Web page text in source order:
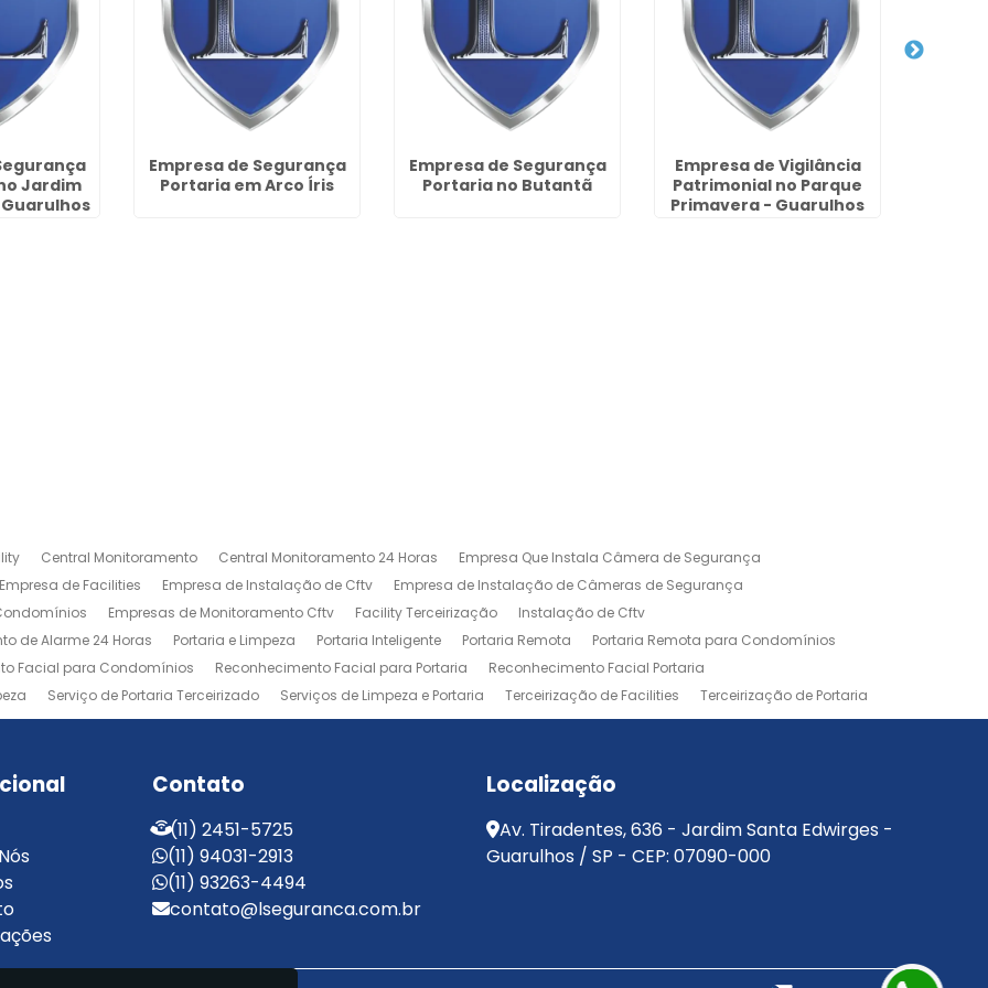
Jardim
Empresa de Segurança
Portaria em Arco Íris
Empresa de Segurança
Portaria no Butantã
Empresa de Vigilância
Patrimonial no Parque
Primavera - Guarulhos
Central Monitoramento Central Monitoramento 24 Horas
Empresa Que Instala Câmera de Segurança
Empresa de Facilities Empresa de Instalação de Cftv
Empresa de Instalação de Câmeras de Segurança
Empresas de Monitoramento Cftv Facility Terceirização
Instalação de Cftv
de Alarme 24 Horas Portaria e Limpeza Portaria Inteligente Portaria Remota
Portaria Remota para Condomínios
Facial para Condomínios Reconhecimento Facial para Portaria
Reconhecimento Facial Portaria
Serviço de Portaria Terceirizado Serviços de Limpeza e Portaria Terceirização de Facilities
Terceirização de Portaria
Contato
(11) 2451-5725
(11) 94031-2913
(11) 93263-4494
contato@lseguranca.com.br
Localização
Av. Tiradentes, 636 - Jardim Santa Edwirges -
Guarulhos / SP - CEP: 07090-000